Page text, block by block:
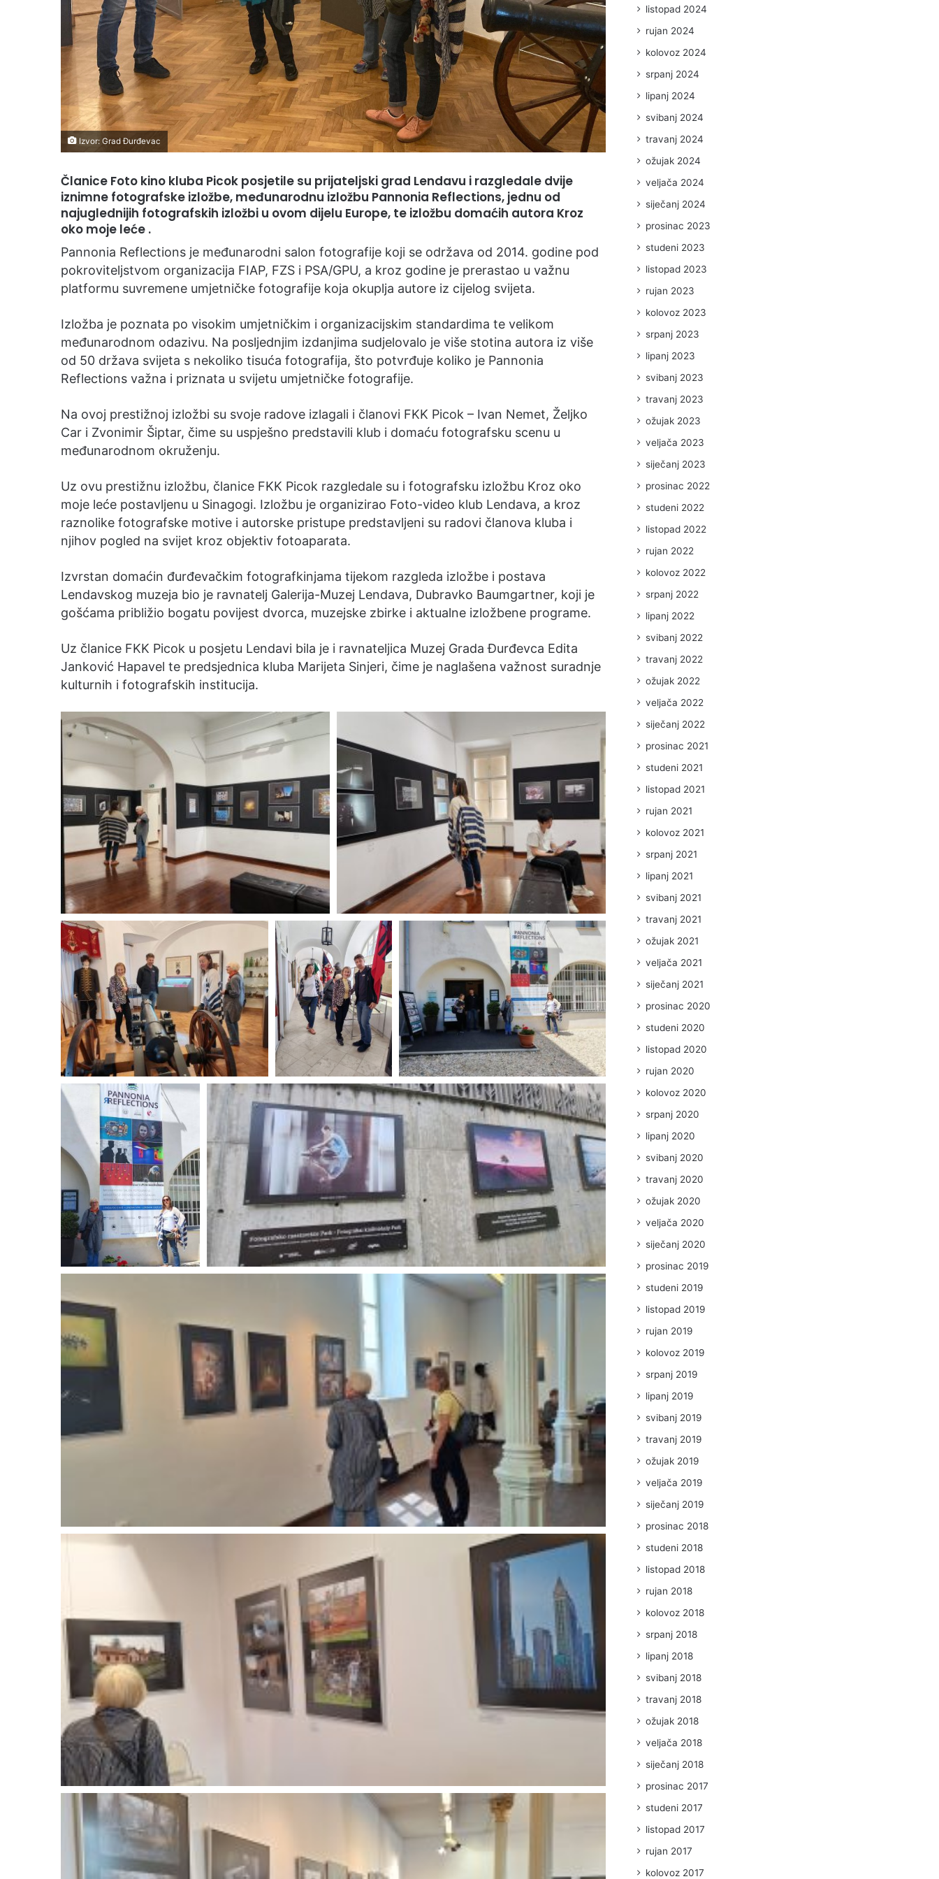
Izvor: Grad Đurđevac
Članice Foto kino kluba Picok posjetile su prijateljski grad Lendavu i razgledale dvije
iznimne fotografske izložbe, međunarodnu izložbu Pannonia Reflections, jednu od
najuglednijih fotografskih izložbi u ovom dijelu Europe, te izložbu domaćih autora Kroz
oko moje leće .
Pannonia Reflections je međunarodni salon fotografije koji se održava od 2014. godine pod
pokroviteljstvom organizacija FIAP, FZS i PSA/GPU, a kroz godine je prerastao u važnu
platformu suvremene umjetničke fotografije koja okuplja autore iz cijelog svijeta.
Izložba je poznata po visokim umjetničkim i organizacijskim standardima te velikom
međunarodnom odazivu. Na posljednjim izdanjima sudjelovalo je više stotina autora iz više
od 50 država svijeta s nekoliko tisuća fotografija, što potvrđuje koliko je Pannonia
Reflections važna i priznata u svijetu umjetničke fotografije.
Na ovoj prestižnoj izložbi su svoje radove izlagali i članovi FKK Picok – Ivan Nemet, Željko
Car i Zvonimir Šiptar, čime su uspješno predstavili klub i domaću fotografsku scenu u
međunarodnom okruženju.
Uz ovu prestižnu izložbu, članice FKK Picok razgledale su i fotografsku izložbu Kroz oko
moje leće postavljenu u Sinagogi. Izložbu je organizirao Foto-video klub Lendava, a kroz
raznolike fotografske motive i autorske pristupe predstavljeni su radovi članova kluba i
njihov pogled na svijet kroz objektiv fotoaparata.
Izvrstan domaćin đurđevačkim fotografkinjama tijekom razgleda izložbe i postava
Lendavskog muzeja bio je ravnatelj Galerija-Muzej Lendava, Dubravko Baumgartner, koji je
gošćama približio bogatu povijest dvorca, muzejske zbirke i aktualne izložbene programe.
Uz članice FKK Picok u posjetu Lendavi bila je i ravnateljica Muzej Grada Đurđevca Edita
Janković Hapavel te predsjednica kluba Marijeta Sinjeri, čime je naglašena važnost suradnje
kulturnih i fotografskih institucija.
listopad 2024
rujan 2024
kolovoz 2024
srpanj 2024
lipanj 2024
svibanj 2024
travanj 2024
ožujak 2024
veljača 2024
siječanj 2024
prosinac 2023
studeni 2023
listopad 2023
rujan 2023
kolovoz 2023
srpanj 2023
lipanj 2023
svibanj 2023
travanj 2023
ožujak 2023
veljača 2023
siječanj 2023
prosinac 2022
studeni 2022
listopad 2022
rujan 2022
kolovoz 2022
srpanj 2022
lipanj 2022
svibanj 2022
travanj 2022
ožujak 2022
veljača 2022
siječanj 2022
prosinac 2021
studeni 2021
listopad 2021
rujan 2021
kolovoz 2021
srpanj 2021
lipanj 2021
svibanj 2021
travanj 2021
ožujak 2021
veljača 2021
siječanj 2021
prosinac 2020
studeni 2020
listopad 2020
rujan 2020
kolovoz 2020
srpanj 2020
lipanj 2020
svibanj 2020
travanj 2020
ožujak 2020
veljača 2020
siječanj 2020
prosinac 2019
studeni 2019
listopad 2019
rujan 2019
kolovoz 2019
srpanj 2019
lipanj 2019
svibanj 2019
travanj 2019
ožujak 2019
veljača 2019
siječanj 2019
prosinac 2018
studeni 2018
listopad 2018
rujan 2018
kolovoz 2018
srpanj 2018
lipanj 2018
svibanj 2018
travanj 2018
ožujak 2018
veljača 2018
siječanj 2018
prosinac 2017
studeni 2017
listopad 2017
rujan 2017
kolovoz 2017